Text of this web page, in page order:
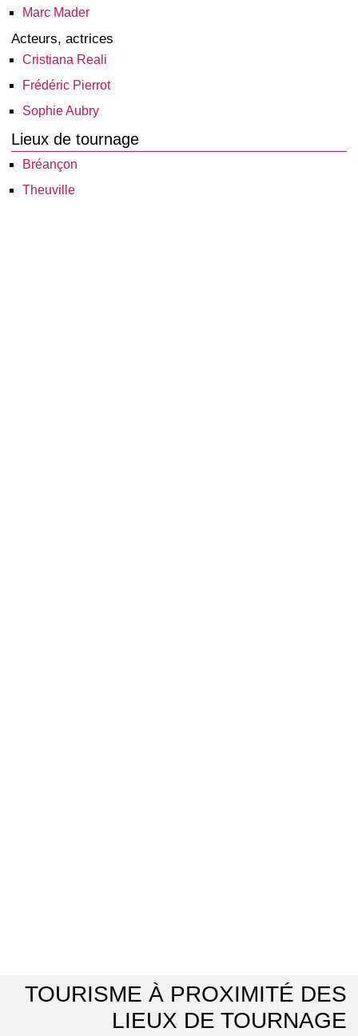
Marc Mader
Acteurs, actrices
Cristiana Reali
Frédéric Pierrot
Sophie Aubry
Lieux de tournage
Bréançon
Theuville
TOURISME À PROXIMITÉ DES
LIEUX DE TOURNAGE